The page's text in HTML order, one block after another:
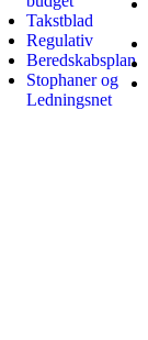
Takstblad
Regulativ
Beredskabsplan
Stophaner og
Ledningsnet